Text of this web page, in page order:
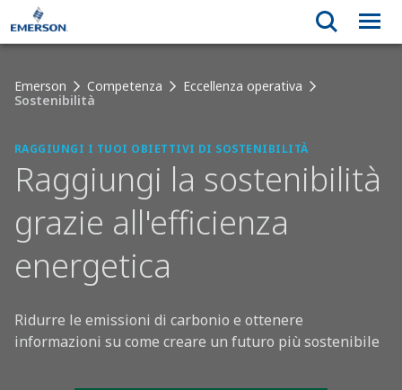
Emerson Competenza
Eccellenza operativa
Sostenibilità
RAGGIUNGI I TUOI OBIETTIVI DI SOSTENIBILITÀ
Raggiungi la sostenibilità
grazie all'efficienza
energetica
Ridurre le emissioni di carbonio e ottenere
informazioni su come creare un futuro più sostenibile